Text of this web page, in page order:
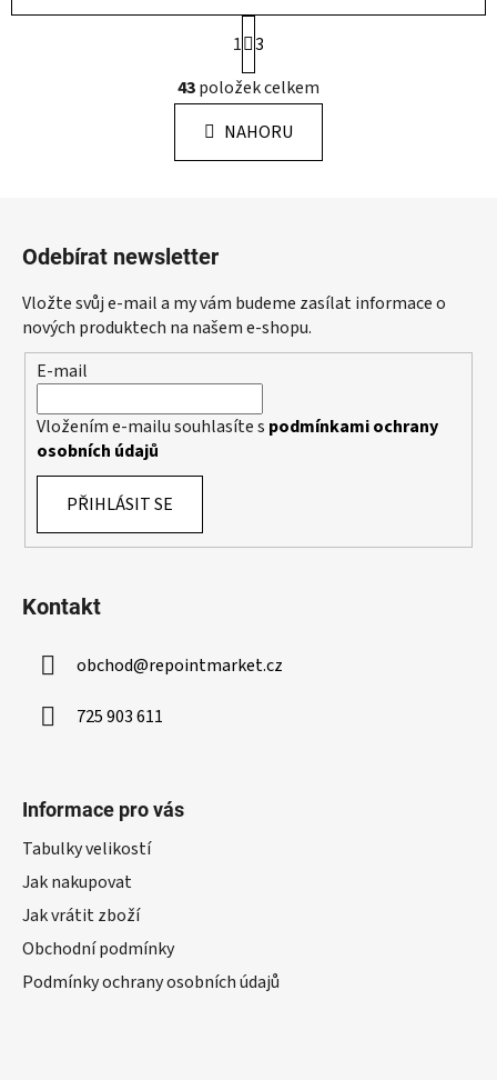
O
v
á
d
v
k
v
ý
p
S
t
r
á
n
k
1 3
43položek celkem
NAHORU
Odebírat newsletter
Vložte svůj e-mail a my vám budeme zasílat informace o
nových produktech na našem e-shopu.
E-mail
Vložením e-mailu souhlasíte s podmínkami ochrany
osobních údajů
PŘIHLÁSIT SE
Kontakt
obchod@repointmarket.cz
725 903 611
Informace pro vás
Tabulky velikostí
Jak nakupovat
Jak vrátit zboží
Obchodní podmínky
Podmínky ochrany osobních údajů